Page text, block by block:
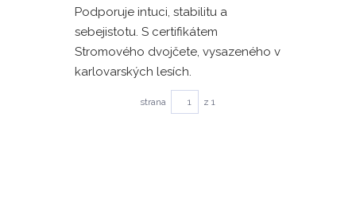
Podporuje intuci, stabilitu a
sebejistotu. S certifikátem
Stromového dvojčete, vysazeného v
karlovarských lesích.
strana z 1